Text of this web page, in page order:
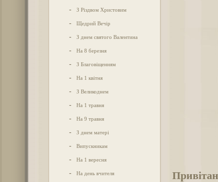
- З Різдвом Христовим
- Щедрий Вечір
- З днем святого Валентина
- На 8 березня
- З Благовіщенням
- На 1 квітня
- З Великоднем
- На 1 травня
- На 9 травня
- З днем матері
- Випускникам
- На 1 вересня
- На день вчителя